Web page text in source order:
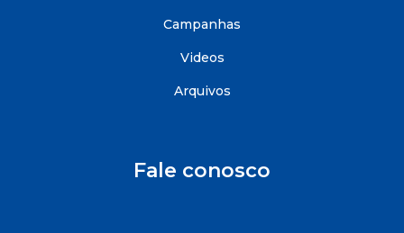
Campanhas
Videos
Arquivos
Fale conosco